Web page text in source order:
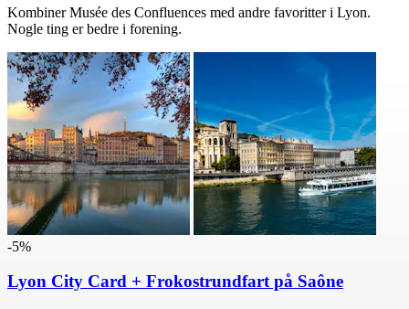
Kombiner Musée des Confluences med andre favoritter i Lyon.
Nogle ting er bedre i forening.
-5%
Lyon City Card + Frokostrundfart på Saône